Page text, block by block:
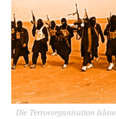
Die Terrororganisation